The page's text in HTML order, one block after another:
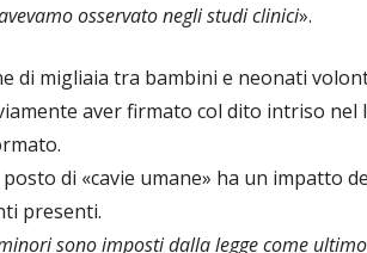
osservato negli studi clinici».
di migliaia tra bambini e neonati
aver firmato col dito intriso nel
di «cavie umane» ha un impatto
presenti.
sono imposti dalla legge come